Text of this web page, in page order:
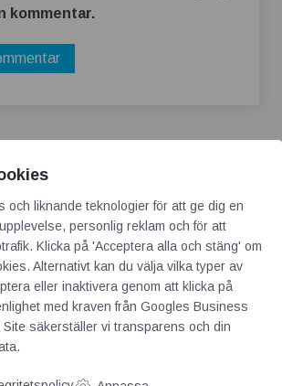
kommentar.
och liknande teknologier för att ge dig en
personlig reklam och för att
Klicka på 'Acceptera alla och stäng' om
Alternativt kan du välja vilka typer av
eller inaktivera genom att klicka på
med kraven från Googles Business
Site säkerställer vi transparens och din